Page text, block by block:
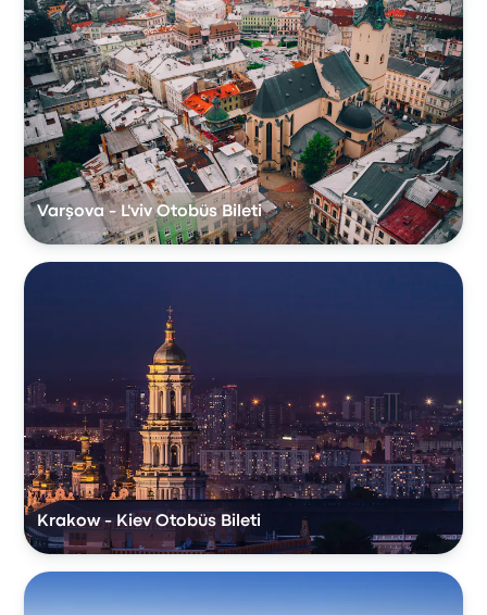
Varşova - L'viv Otobüs Bileti
Krakow - Kiev Otobüs Bileti